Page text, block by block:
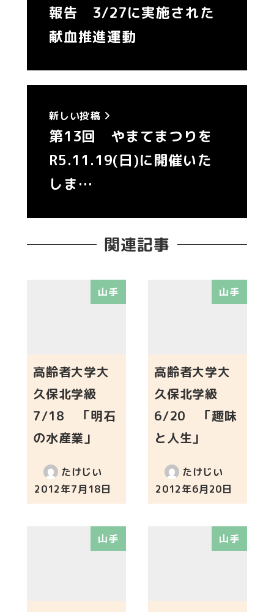
報告 3/27に実施された
献血推進運動
新しい投稿
第13回 やまてまつりを
R5.11.19(日)に開催いた
しま…
関連記事
山手
高齢者大学大
久保北学級
7/18 「明石
の水産業」
たけじい
投稿日
2012年7月18日
山手
高齢者大学大
久保北学級
6/20 「趣味
と人生」
たけじい
投稿日
2012年6月20日
山手 山手